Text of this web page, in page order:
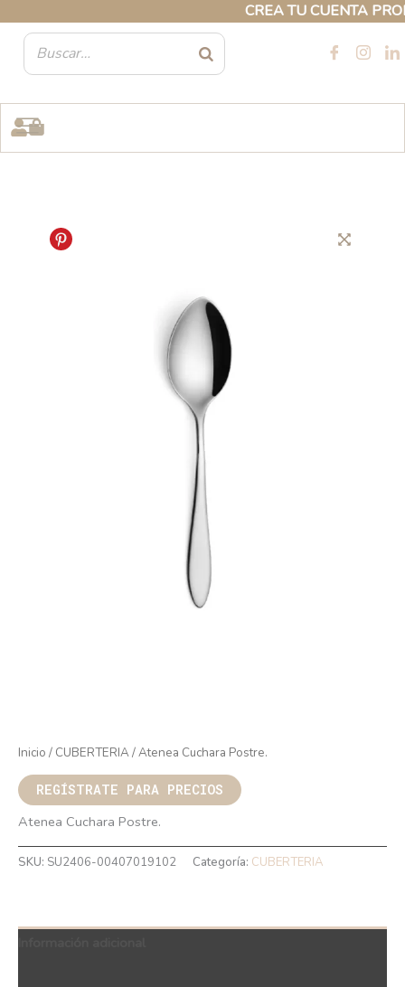
CREA TU CUENTA
contenido
Inicio / CUBERTERIA/ Atenea Cuchara Postre.
REGÍSTRATE PARA PRECIOS
Atenea Cuchara Postre.
SKU: SU2406-00407019102 Categoría: CUBERTERIA